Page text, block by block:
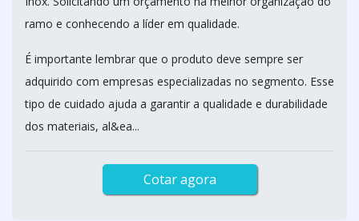
ramo e conhecendo a líder em qualidade.
É importante lembrar que o produto deve sempre ser
adquirido com empresas especializadas no segmento. Esse
tipo de cuidado ajuda a garantir a qualidade e durabilidade
dos materiais, al&ea...
Cotar agora